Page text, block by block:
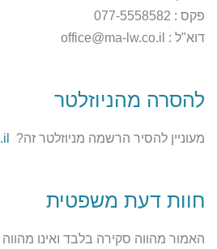
פקס : 077-5558582
דוא"ל : office@ma-lw.co.il
להסרה מהניוזלטר
מעוניין להסיר הרשמה מניוזלטר זה?
חוות דעת משפטית
האמור מהווה סקירה בלבד ואינו